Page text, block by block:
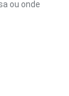
ou onde